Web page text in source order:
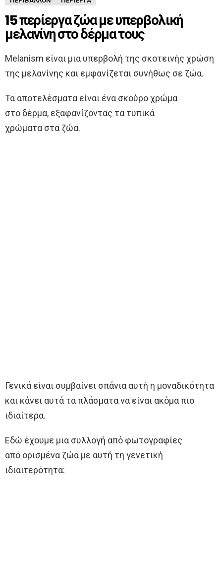
15 περίεργα ζώα με υπερβολική
μελανίνη στο δέρμα τους
Melanism είναι μια υπερβολή της σκοτεινής χρώση
της μελανίνης και εμφανίζεται συνήθως σε ζώα.
Τα αποτελέσματα είναι ένα σκούρο χρώμα
στο δέρμα, εξαφανίζοντας τα τυπικά
χρώματα στα ζώα.
Γενικά είναι συμβαίνει σπάνια αυτή η μοναδικότητα
και κάνει αυτά τα πλάσματα να είναι ακόμα πιο
ιδιαίτερα.
Εδώ έχουμε μια συλλογή από φωτογραφίες
από ορισμένα ζώα με αυτή τη γενετική
ιδιαιτερότητα: